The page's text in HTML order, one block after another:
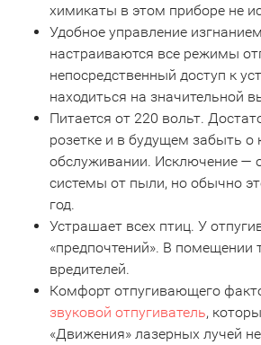
химикаты в этом приборе не
Удобное управление
настраиваются все режимы
непосредственный доступ к
находиться на значительной
Питается от 220 вольт.
розетке и в будущем забыть о
обслуживании. Исключение —
системы от пыли, но обычно
год.
Устрашает всех птиц. У
«предпочтений». В помещении
вредителей.
Комфорт отпугивающего
звуковой отпугиватель,
«Движения» лазерных лучей